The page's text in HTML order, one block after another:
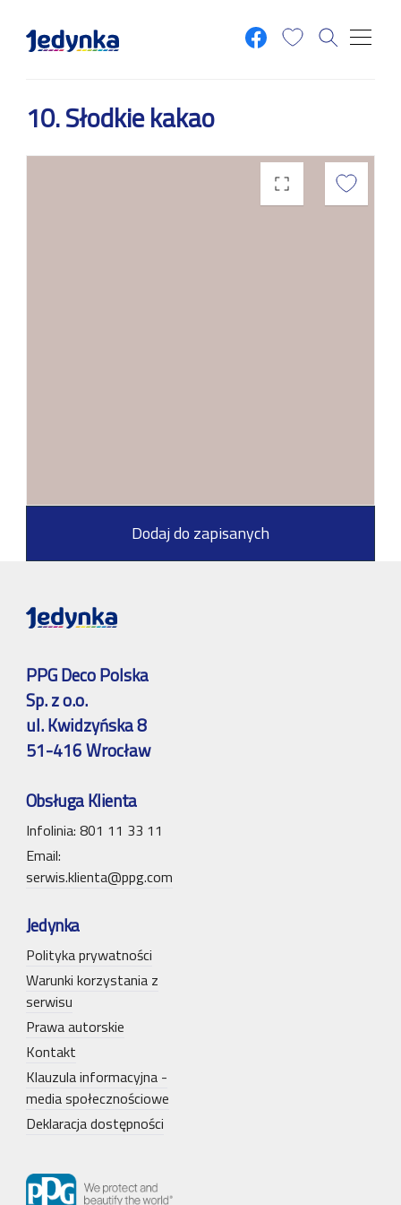
10. Słodkie kakao
Dodaj do zapisanych
PPG Deco Polska
Sp. z o.o.
ul. Kwidzyńska 8
51-416 Wrocław
Obsługa Klienta
Infolinia: 801 11 33 11
Email:
serwis.klienta@ppg.com
Jedynka
Polityka prywatności
Warunki korzystania z
serwisu
Prawa autorskie
Kontakt
Klauzula informacyjna -
media społecznościowe
Deklaracja dostępności